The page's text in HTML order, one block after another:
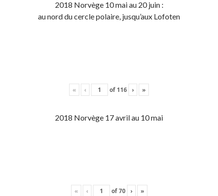
2018 Norvège 10 mai au 20 juin :
au nord du cercle polaire, jusqu’aux Lofoten
« ‹ of 116 › »
2018 Norvège 17 avril au 10 mai
« ‹ of70 › »